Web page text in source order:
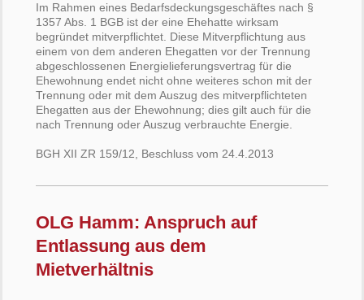
Im Rahmen eines Bedarfsdeckungsgeschäftes nach §
1357 Abs. 1 BGB ist der eine Ehehatte wirksam
begründet mitverpflichtet. Diese Mitverpflichtung aus
einem von dem anderen Ehegatten vor der Trennung
abgeschlossenen Energielieferungsvertrag für die
Ehewohnung endet nicht ohne weiteres schon mit der
Trennung oder mit dem Auszug des mitverpflichteten
Ehegatten aus der Ehewohnung; dies gilt auch für die
nach Trennung oder Auszug verbrauchte Energie.
BGH XII ZR 159/12, Beschluss vom 24.4.2013
OLG Hamm: Anspruch auf
Entlassung aus dem
Mietverhältnis